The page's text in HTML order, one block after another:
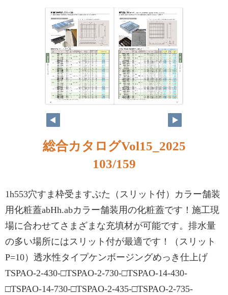
総合カタログVol15_2025
103/159
1h553穴すま枠受ますぶた（スリット付）カラー舗装
用化粧蓋abHh.abカラー舗装用の化粧蓋です！施工現
場に合わせてさまざまな充填材が可能です。排水量
の多い場所にはスリット付が最適です！（スリット
P=10）透水性タイプケンボージングめっき仕上げ
TSPAO-2-430-□TSPAO-2-730-□TSPAO-14-430-
□TSPAO-14-730-□TSPAO-2-435-□TSPAO-2-735-